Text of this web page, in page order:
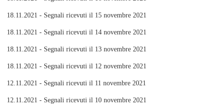
18.11.2021 - Segnali ricevuti il 15 novembre 2021
18.11.2021 - Segnali ricevuti il 14 novembre 2021
18.11.2021 - Segnali ricevuti il 13 novembre 2021
18.11.2021 - Segnali ricevuti il 12 novembre 2021
12.11.2021 - Segnali ricevuti il 11 novembre 2021
12.11.2021 - Segnali ricevuti il 10 novembre 2021